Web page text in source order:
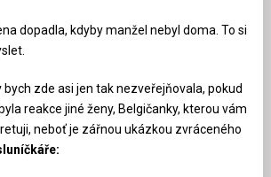
dopadla, kdyby manžel nebyl doma. To si
bych zde asi jen tak nezveřejňovala, pokud
reakce jiné ženy, Belgičanky, kterou vám
neboť je zářnou ukázkou zvráceného